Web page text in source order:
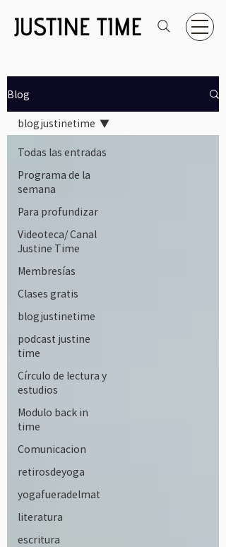
Blog
Todas las entradas
Programa de la
semana
Para profundizar
Videoteca/ Canal
Justine Time
Membresías
Clases gratis
blogjustinetime
podcast justine
time
Círculo de lectura y
estudios
Modulo back in
time
Comunicacion
retirosdeyoga
yogafueradelmat
literatura
escritura
blogjustinetime